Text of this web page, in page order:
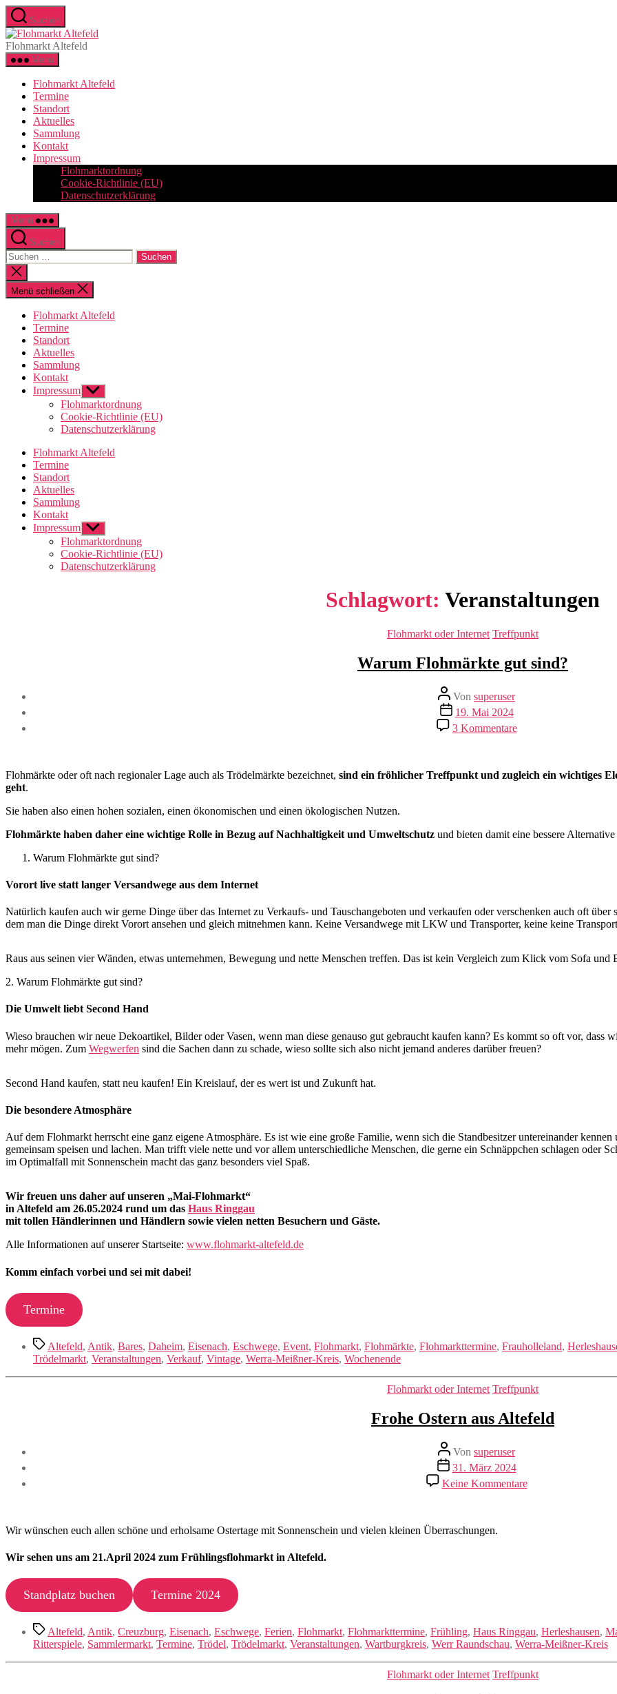
Zum
Inhalt
springen
Suchen
Flohmarkt Altefeld
Menü
Flohmarkt Altefeld
Termine
Standort
Aktuelles
Sammlung
Kontakt
Impressum
Flohmarktordnung
Cookie-Richtlinie (EU)
Datenschutzerklärung
Menü
Suchen
Suchen
nach:
Suche
schließen
Menü schließen
Flohmarkt Altefeld
Termine
Standort
Aktuelles
Sammlung
Kontakt
Impressum Untermenü
anzeigen
Flohmarktordnung
Cookie-Richtlinie (EU)
Datenschutzerklärung
Flohmarkt Altefeld
Termine
Standort
Aktuelles
Sammlung
Kontakt
Impressum Untermenü
anzeigen
Flohmarktordnung
Cookie-Richtlinie (EU)
Datenschutzerklärung
Schlagwort: Veranstaltungen
Kategorien
Flohmarkt oder Internet Treffpunkt
Warum Flohmärkte gut sind?
Beitragsautor
Von superuser
Veröffentlichungsdatum
19. Mai 2024
3 Kommentarezu
Warum
sind?
Flohmärkte oder oft nach regionaler Lage auch als Trödelmärkte bezeichnet, sind ein fröhlicher Treffpunkt und zugleich ein wichtiges
geht.
Sie haben also einen hohen sozialen, einen ökonomischen und einen ökologischen Nutzen.
Flohmärkte haben daher eine wichtige Rolle in Bezug auf Nachhaltigkeit und Umweltschutz und bieten damit eine bessere
Warum Flohmärkte gut sind?
Vorort live statt langer Versandwege aus dem Internet
Natürlich kaufen auch wir gerne Dinge über das Internet zu Verkaufs- und Tauschangeboten und verkaufen oder verschenken auch oft
dem man die Dinge direkt Vorort ansehen und gleich mitnehmen kann. Keine Versandwege mit LKW und Transporter, keine keine
Raus aus seinen vier Wänden, etwas unternehmen, Bewegung und nette Menschen treffen. Das ist kein Vergleich zum Klick vom Sofa und
2. Warum Flohmärkte gut sind?
Die Umwelt liebt Second Hand
Wieso brauchen wir neue Dekoartikel, Bilder oder Vasen, wenn man diese genauso gut gebraucht kaufen kann? Es kommt so oft vor, dass
mehr mögen. Zum Wegwerfen sind die Sachen dann zu schade, wieso sollte sich also nicht jemand anderes darüber freuen?
Second Hand kaufen, statt neu kaufen! Ein Kreislauf, der es wert ist und Zukunft hat.
Die besondere Atmosphäre
Auf dem Flohmarkt herrscht eine ganz eigene Atmosphäre. Es ist wie eine große Familie, wenn sich die Standbesitzer untereinander
gemeinsam speisen und lachen. Man trifft viele nette und vor allem unterschiedliche Menschen, die gerne ein Schnäppchen schlagen oder
im Optimalfall mit Sonnenschein macht das ganz besonders viel Spaß.
Wir freuen uns daher auf unseren „Mai-Flohmarkt“
in Altefeld am 26.05.2024 rund um das Haus Ringgau
mit tollen Händlerinnen und Händlern sowie vielen netten Besuchern und Gäste.
Alle Informationen auf unserer Startseite: www.flohmarkt-altefeld.de
Komm einfach vorbei und sei mit dabei!
Termine
Schlagwörter
Altefeld, Antik, Bares, Daheim, Eisenach, Eschwege, Event, Flohmarkt, Flohmärkte, Flohmarkttermine, Frauholleland,
Trödelmarkt, Veranstaltungen, Verkauf, Vintage, Werra-Meißner-Kreis, Wochenende
Kategorien
Flohmarkt oder Internet Treffpunkt
Frohe Ostern aus Altefeld
Beitragsautor
Von superuser
Veröffentlichungsdatum
31. März 2024
Keine Kommentarezu
Frohe
Wir wünschen euch allen schöne und erholsame Ostertage mit Sonnenschein und vielen kleinen Überraschungen.
Wir sehen uns am 21.April 2024 zum Frühlingsflohmarkt in Altefeld.
Standplatz buchen Termine 2024
Schlagwörter
Altefeld, Antik, Creuzburg, Eisenach, Eschwege, Ferien, Flohmarkt, Flohmarkttermine, Frühling, Haus Ringgau, Herleshausen,
Ritterspiele, Sammlermarkt, Termine, Trödel, Trödelmarkt, Veranstaltungen, Wartburgkreis, Werr Raundschau, Werra-Meißner-Kreis
Kategorien
Flohmarkt oder Internet Treffpunkt